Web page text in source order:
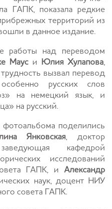
ГАПК, показала редкие
территорий из
в данное издание.
работы над переводом
Маус и Юлия Хулапова,
вызвал перевод
русских слов
на немецкий язык, и
на русский.
поделились
Янковская, доктор
кафедрой
исследований
ГАПК, и Александр
наук, доцент НИУ
совета ГАПК.